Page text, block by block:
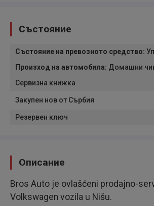
Състояние
Състояние на превозното средство:
Произход на автомобила: Домашни
Сервизна книжка
Закупен нов от Сърбия
Резервен ключ
Описание
Bros Auto je ovlašćeni prodajno-
Volkswagen vozila u Nišu.